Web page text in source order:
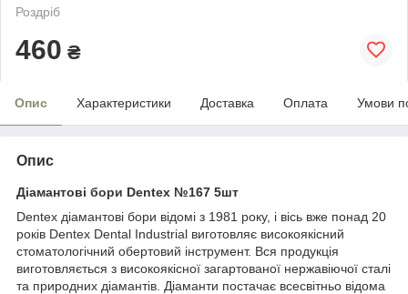
Роздріб
460 ₴
Опис Характеристики Доставка Оплата Умови
Опис
Діамантові бори Dentex №167 5шт
Dentex діамантові бори відомі з 1981 року, і вісь вже понад 20
років Dentex Dental Industrial виготовляє високоякісний
стоматологічний обертовий інструмент. Вся продукція
виготовляється з високоякісної загартованої нержавіючої сталі
та природних діамантів. Діаманти постачає всесвітньо відома